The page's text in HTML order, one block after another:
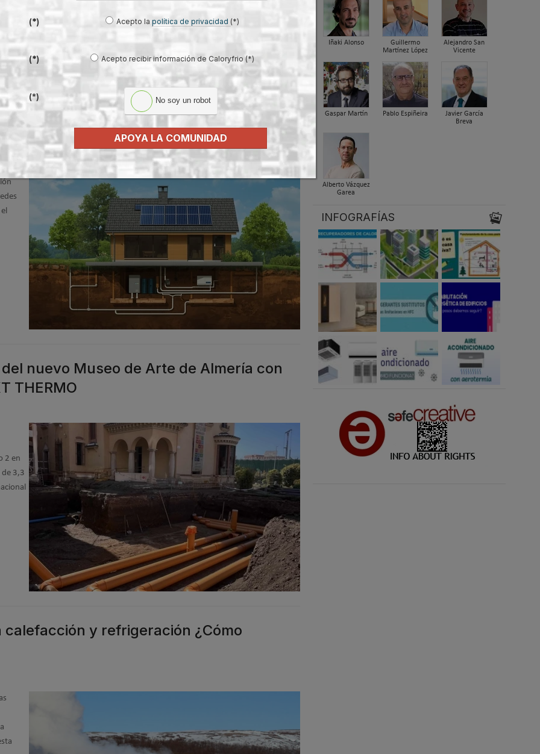
al proyecto de Real Decreto de
de la geotermia
nuevo Museo de Arte de Almería con
THERMO
2 en
de 3,3
y refrigeración ¿Cómo
Iñaki Alonso
Guillermo
Martínez López
Alejandro San
Vicente
Gaspar Martín Pablo Espiñeira
Javier García
Breva
Alberto Vázquez
Garea
INFOGRAFÍAS
(*) Acepto lapolítica de privacidad (*)
(*) Acepto recibir información de Caloryfrio (*)
(*) No soy un robot
APOYA LA COMUNIDAD